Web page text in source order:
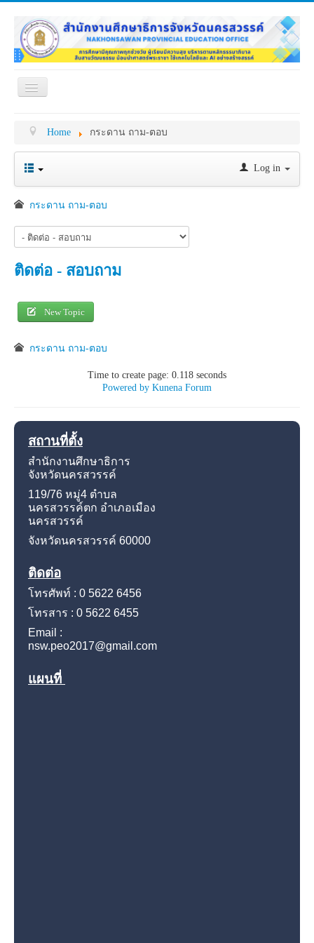
Toggle
หน่วยงานภายใน
ดาวน์โหลด
กระดาน ถาม-ตอบ
ข้อมูลการติดต่อ
Home กระดาน ถาม-ตอบ
Log in
กระดาน ถาม-ตอบ
ติดต่อ - สอบถาม
New Topic
กระดาน ถาม-ตอบ
Time to create page: 0.118 seconds
Powered by Kunena Forum
สถานที่ตั้ง
สำนักงานศึกษาธิการ
จังหวัดนครสวรรค์
119/76 หมู่4 ตำบล
นครสวรรค์ตก อำเภอเมือง
นครสวรรค์
จังหวัดนครสวรรค์ 60000
ติดต่อ
โทรศัพท์ : 0 5622 6456
โทรสาร : 0 5622 6455
Email :
nsw.peo2017@gmail.com
แผนที่